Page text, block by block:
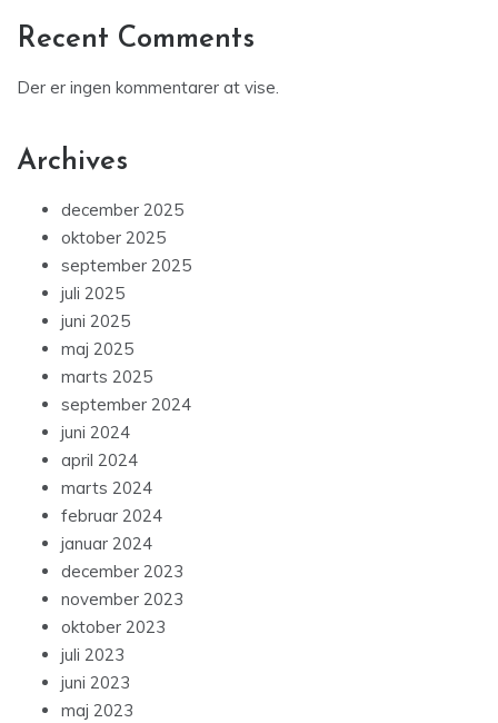
Recent Comments
Der er ingen kommentarer at vise.
Archives
december 2025
oktober 2025
september 2025
juli 2025
juni 2025
maj 2025
marts 2025
september 2024
juni 2024
april 2024
marts 2024
februar 2024
januar 2024
december 2023
november 2023
oktober 2023
juli 2023
juni 2023
maj 2023